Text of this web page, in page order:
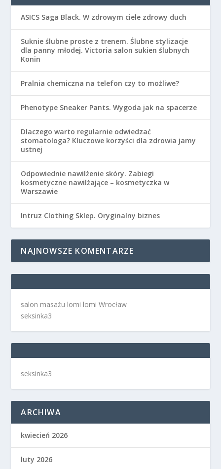
ASICS Saga Black. W zdrowym ciele zdrowy duch
Suknie ślubne proste z trenem. Ślubne stylizacje
dla panny młodej. Victoria salon sukien ślubnych
Konin
Pralnia chemiczna na telefon czy to możliwe?
Phenotype Sneaker Pants. Wygoda jak na spacerze
Dlaczego warto regularnie odwiedzać
stomatologa? Kluczowe korzyści dla zdrowia jamy
ustnej
Odpowiednie nawilżenie skóry. Zabiegi
kosmetyczne nawilżające – kosmetyczka w
Warszawie
Intruz Clothing Sklep. Oryginalny biznes
NAJNOWSZE KOMENTARZE
salon masażu lomi lomi Wrocław
seksinka3
seksinka3
ARCHIWA
kwiecień 2026
luty 2026